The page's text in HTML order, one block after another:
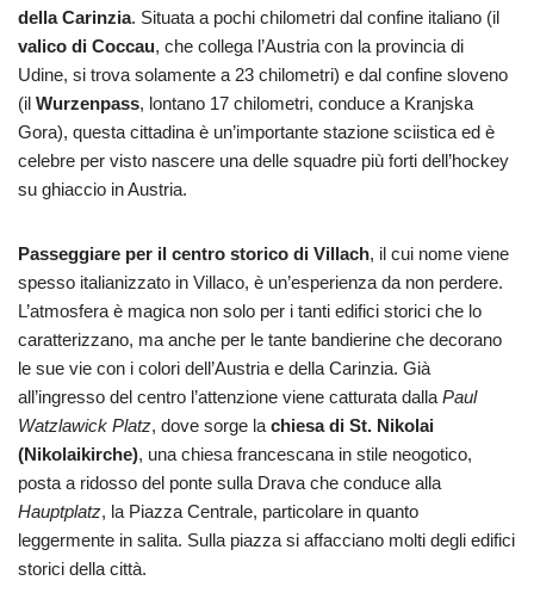
della Carinzia. Situata a pochi chilometri dal confine italiano (il
valico di Coccau, che collega l’Austria con la provincia di
Udine, si trova solamente a 23 chilometri) e dal confine sloveno
(il Wurzenpass, lontano 17 chilometri, conduce a Kranjska
Gora), questa cittadina è un’importante stazione sciistica ed è
celebre per visto nascere una delle squadre più forti dell’hockey
su ghiaccio in Austria.
Passeggiare per il centro storico di Villach, il cui nome viene
spesso italianizzato in Villaco, è un’esperienza da non perdere.
L’atmosfera è magica non solo per i tanti edifici storici che lo
caratterizzano, ma anche per le tante bandierine che decorano
le sue vie con i colori dell’Austria e della Carinzia. Già
all’ingresso del centro l’attenzione viene catturata dalla Paul
Watzlawick Platz, dove sorge la chiesa di St. Nikolai
(Nikolaikirche), una chiesa francescana in stile neogotico,
posta a ridosso del ponte sulla Drava che conduce alla
Hauptplatz, la Piazza Centrale, particolare in quanto
leggermente in salita. Sulla piazza si affacciano molti degli edifici
storici della città.